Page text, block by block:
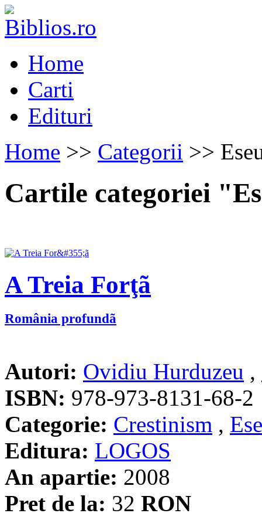
Home
Carti
Edituri
Home >> Categorii >>
Cartile categoriei
A Treia Forţã
România profundã
Autori: Ovidiu Hurduzeu ,
ISBN: 978-973-8131-68-2
Categorie: Crestinism ,
Editura: LOGOS
An apartie: 2008
Pret de la: 32 RON